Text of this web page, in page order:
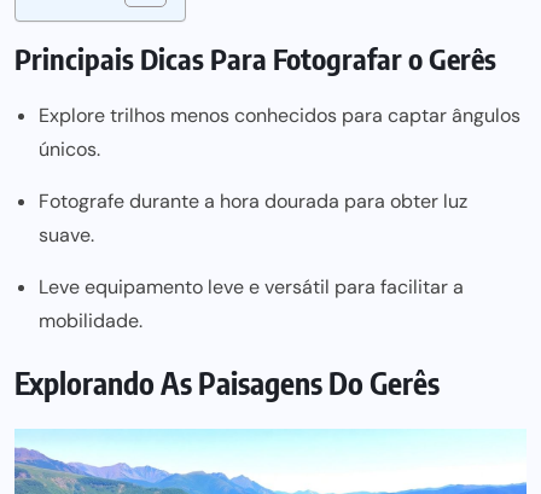
Principais Dicas Para Fotografar o Gerês
Explore trilhos menos conhecidos para captar ângulos
únicos.
Fotografe durante a hora dourada para obter luz
suave.
Leve equipamento leve e versátil para facilitar a
mobilidade.
Explorando As Paisagens Do Gerês